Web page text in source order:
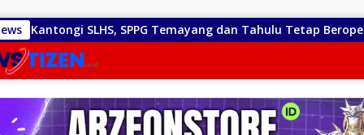
Kantongi SLHS, SPPG Temayang dan Tahulu Tetap